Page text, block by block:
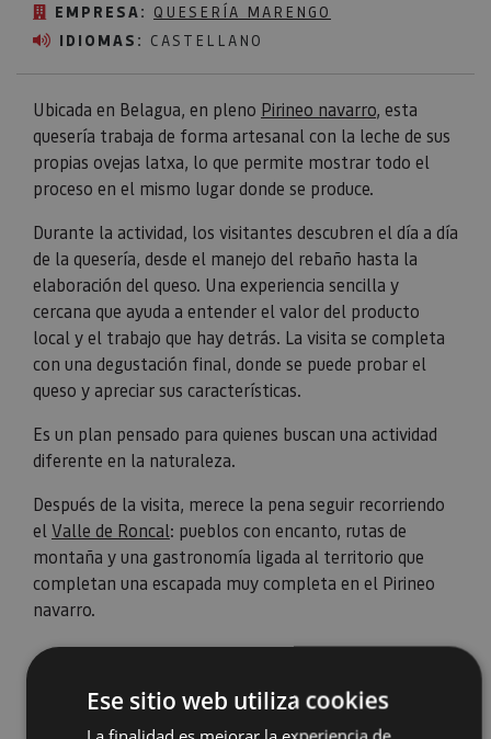
EMPRESA: QUESERÍA MARENGO
IDIOMAS: CASTELLANO
Ubicada en Belagua, en pleno Pirineo navarro, esta
quesería trabaja de forma artesanal con la leche de sus
propias ovejas latxa, lo que permite mostrar todo el
proceso en el mismo lugar donde se produce.
Durante la actividad, los visitantes descubren el día a día
de la quesería, desde el manejo del rebaño hasta la
elaboración del queso. Una experiencia sencilla y
cercana que ayuda a entender el valor del producto
local y el trabajo que hay detrás. La visita se completa
con una degustación final, donde se puede probar el
queso y apreciar sus características.
Es un plan pensado para quienes buscan una actividad
diferente en la naturaleza.
Después de la visita, merece la pena seguir recorriendo
elValle de Roncal: pueblos con encanto, rutas de
montaña y una gastronomía ligada al territorio que
completan una escapada muy completa en el Pirineo
navarro.
Ese sitio web utiliza cookies